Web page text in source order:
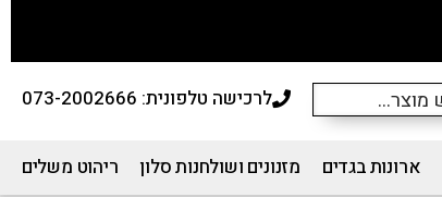
לרכישה טלפונית: 073-2002666
ארונות בגדים מזנונים ושולחנות סלון ריהוט משלים